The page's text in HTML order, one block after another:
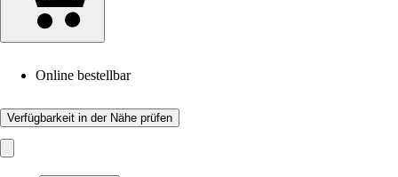
Online bestellbar
Verfügbarkeit in der Nähe prüfen